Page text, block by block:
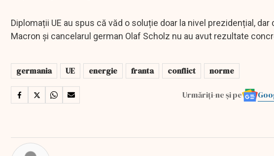
Diplomații UE au spus că văd o soluție doar la nivel prezidențial,
Macron și cancelarul german Olaf Scholz nu au avut rezultate
germania UE energie franta conflict norme
Urmăriți-ne și pe